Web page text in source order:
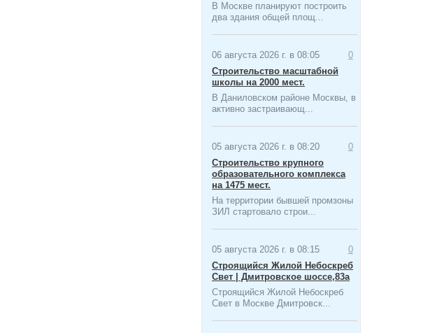
В Москве планируют построить
два здания общей площ...
06 августа 2026 г. в 08:05
0
Строительство масштабной
школы на 2000 мест​.
В Даниловском районе Москвы, в
активно застраивающ...
05 августа 2026 г. в 08:20
0
Строительство крупного
образовательного комплекса
на 1475 мест.
На территории бывшей промзоны
ЗИЛ стартовало строи...
05 августа 2026 г. в 08:15
0
Строящийся Жилой Небоскреб
Свет | Дмитровское шоссе,83а
Строящийся Жилой Небоскреб
Свет в Москве Дмитровск...